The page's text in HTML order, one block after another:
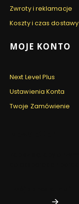
Zwroty i reklamacje
Koszty i czas dostawy
MOJE KONTO
Next Level Plus
Ustawienia Konta
Twoje Zamówienie